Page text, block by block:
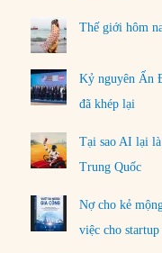
Thế giới hôm
Kỷ nguyên Ấn
đã khép lại
Tại sao AI lại
Trung Quốc
Nợ cho kẻ
việc cho